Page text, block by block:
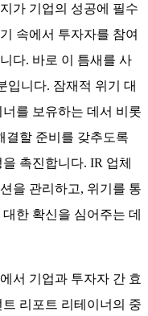
가 기업의 성공에 필수
속에서 투자자를 참여
다. 바로 이 틈새를 사
입니다. 잠재적 위기 대
를 보유하는 데서 비롯
결할 준비를 갖추도록
촉진합니다. IR 업체
을 관리하고, 위기를 통
한 확신을 심어주는 데
서 기업과 투자자 간 효
리포트 리테이너의 중